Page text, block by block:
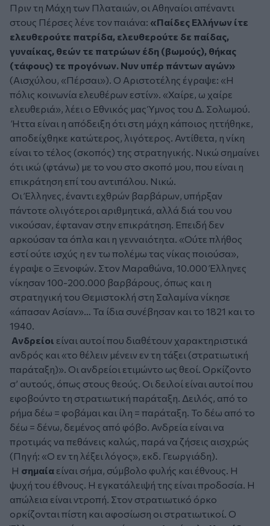
Πριν τη Μάχη των Πλαταιών, οι Αθηναίοι απέναντι
στους Πέρσες λένε τον παιάνα: «Παίδες Ελλήνων ίτε
ελευθερούτε πατρίδα, ελευθερούτε δε παίδας,
γυναίκας, θεών τε πατρώων έδη (βωμούς), θήκας
(τάφους) τε προγόνων. Νυν υπέρ πάντων αγών»
(Αισχύλου, «Πέρσαι»). Ο Αριστοτέλης έγραψε: «Η
πόλις κοινωνία ελευθέρων εστίν». «Χαίρε, ω χαίρε
ελευθεριά», λέει ο Εθνικός μας Ύμνος του Δ. Σολωμού.
Ήττα είναι η απόδειξη ότι στη μάχη κάποιος ηττήθηκε,
αποδείχθηκε κατώτερος, λιγότερος. Αντίθετα, η νίκη
είναι το τέλος (σκοπός) της στρατηγικής. Νικώ σημαίνει
ότι ικώ (φτάνω) με το νου στο σκοπό μου, που είναι η
επικράτηση επί του αντιπάλου. Νικώ.
Οι Έλληνες, έναντι εχθρών βαρβάρων, υπήρξαν
πάντοτε ολιγότεροι αριθμητικά, αλλά διά του νου
νικούσαν, έφταναν στην επικράτηση. Επειδή δεν
αρκούσαν τα όπλα και η γενναιότητα. «Ούτε πλήθος
εστί ούτε ισχύς η εν τω πολέμω τας νίκας ποιούσα»,
έγραψε ο Ξενοφών. Στον Μαραθώνα, 10.000 Έλληνες
νίκησαν 100-200.000 βαρβάρους, όπως και η
στρατηγική του Θεμιστοκλή στη Σαλαμίνα νίκησε
«άπασαν Ασίαν»… Τα ίδια συνέβησαν και το 1821 και το
1940.
Ανδρείοι είναι αυτοί που διαθέτουν χαρακτηριστικά
ανδρός και «το θέλειν μένειν εν τη τάξει (στρατιωτική
παράταξη)». Οι ανδρείοι ετιμώντο ως θεοί. Ορκίζοντο
σ’ αυτούς, όπως στους θεούς. Οι δειλοί είναι αυτοί που
εφοβούντο τη στρατιωτική παράταξη. Δειλός, από το
ρήμα δέω = φοβάμαι και ίλη = παράταξη. Το δέω από το
δέω = δένω, δεμένος από φόβο. Ανδρεία είναι να
προτιμάς να πεθάνεις καλώς, παρά να ζήσεις αισχρώς
(Πηγή: «Ο εν τη λέξει λόγος», εκδ. Γεωργιάδη).
Η σημαία είναι σήμα, σύμβολο φυλής και έθνους. Η
ψυχή του έθνους. Η εγκατάλειψή της είναι προδοσία. Η
απώλεια είναι ντροπή. Στον στρατιωτικό όρκο
ορκίζονται πίστη και αφοσίωση οι στρατιωτικοί. Ο